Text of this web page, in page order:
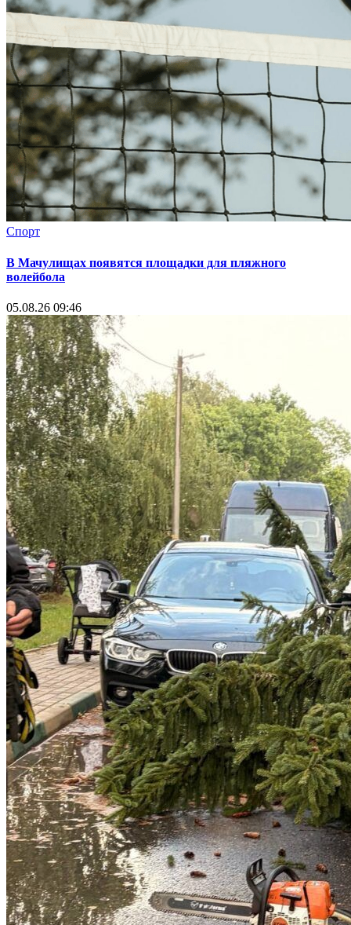
Спорт
В Мачулищах появятся площадки для пляжного
волейбола
05.08.26 09:46